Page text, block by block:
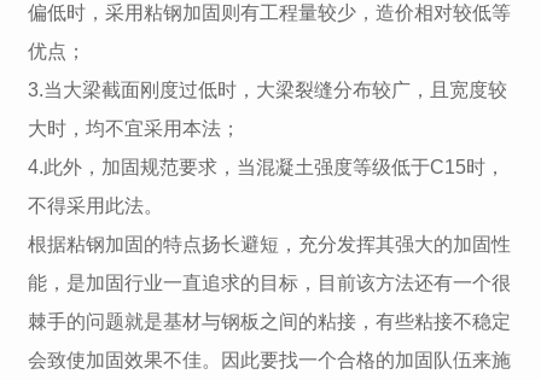
偏低时，采用粘钢加固则有工程量较少，造价相对较低等
优点；
3.当大梁截面刚度过低时，大梁裂缝分布较广，且宽度较
大时，均不宜采用本法；
4.此外，加固规范要求，当混凝土强度等级低于C15时，
不得采用此法。
根据粘钢加固的特点扬长避短，充分发挥其强大的加固性
能，是加固行业一直追求的目标，目前该方法还有一个很
棘手的问题就是基材与钢板之间的粘接，有些粘接不稳定
会致使加固效果不佳。因此要找一个合格的加固队伍来施